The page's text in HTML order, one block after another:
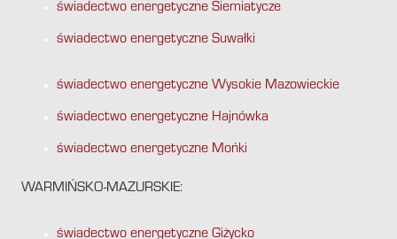
świadectwo energetyczne Siemiatycze
świadectwo energetyczne Suwałki
świadectwo energetyczne Wysokie Mazowieckie
świadectwo energetyczne Hajnówka
świadectwo energetyczne Mońki
WARMIŃSKO-MAZURSKIE:
świadectwo energetyczne Giżycko